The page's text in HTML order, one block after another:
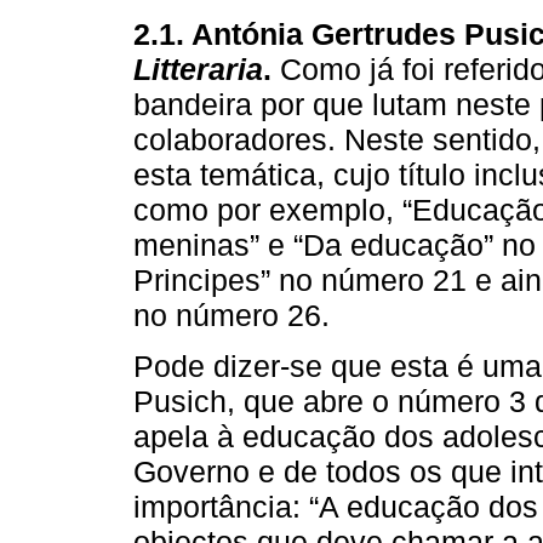
2.1. Antónia Gertrudes
Litteraria. Como já foi
bandeira por que lutam
colaboradores. Neste
esta temática, cujo título
como por exemplo,
meninas” e “Da educação”
Principes” no número 21 e
no número 26.
Pode dizer-se que esta é
Pusich, que abre o número
apela à educação dos
Governo e de todos os que
importância: “A educação